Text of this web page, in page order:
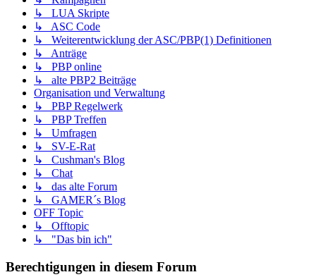
↳ LUA Skripte
↳ ASC Code
↳ Weiterentwicklung der ASC/PBP(1) Definitionen
↳ Anträge
↳ PBP online
↳ alte PBP2 Beiträge
Organisation und Verwaltung
↳ PBP Regelwerk
↳ PBP Treffen
↳ Umfragen
↳ SV-E-Rat
↳ Cushman's Blog
↳ Chat
↳ das alte Forum
↳ GAMER´s Blog
OFF Topic
↳ Offtopic
↳ "Das bin ich"
Berechtigungen in diesem Forum